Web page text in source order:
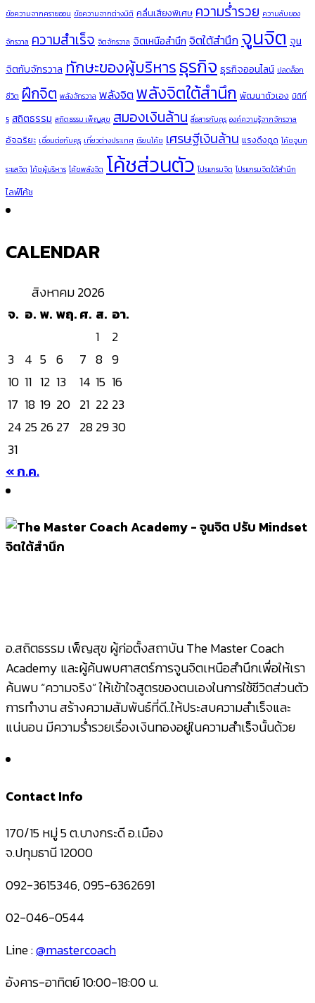
ข้อความจากครายออน ข้อความจากต่างมิติ คลื่นเสียงพิเศษ ความร่ำรวย ความลับของ
จักรวาล ความสำเร็จ จิตจักรวาล จิตเหนือสำนึก จิตใต้สำนึก จูนจิต จูน
จิตกับจักรวาล ทักษะของผู้บริหารธุรกิจ ธุรกิจออนไลน์ ปลดล็อก
ชีวิต ฝึกจิต พลังจักรวาล พลังจิต พลังจิตใต้สำนึก พัฒนาตัวเอง มิติที่
5 สถิตธรรม สถิตธรรม เพ็ญสุข สมองเงินล้าน สื่อสารกับคุรุ องค์ความรู้จากจักรวาล
อัจฉริยะ เชื่อมต่อกับคุรุ เที่ยวต่างประเทศ เรียนโค้ช เศรษฐีเงินล้าน แรงดึงดูด โค้ชจูนก
ระแสจิต โค้ชผู้บริหาร โค้ชพลังจิต โค้ชส่วนตัว โปรแกรมจิต โปรแกรมจิตใต้สำนึก
ไลฟ์โค้ช
CALENDAR
สิงหาคม 2026
จ. อ. พ. พฤ.ศ. ส. อา.
1
2
3 4 5 6 7 8 9
10 11 12 13 14 15 16
17 18 19 20 21 22 23
24 2526 27 282930
31
« ก.ค.
อ.สถิตธรรม เพ็ญสุข ผู้ก่อตั้งสถาบัน The Master Coach
Academy และผู้ค้นพบศาสตร์การจูนจิตเหนือสำนึกเพื่อให้เรา
ค้นพบ “ความจริง” ให้เข้าใจสูตรของตนเองในการใช้ชีวิตส่วนตัว
การทำงาน สร้างความสัมพันธ์ที่ดี..ให้ประสบความสำเร็จและ
แน่นอน มีความร่ำรวยเรื่องเงินทองอยู่ในความสำเร็จนั้นด้วย
Contact Info
170/15 หมู่ 5 ต.บางกระดี อ.เมือง
จ.ปทุมธานี 12000
092-3615346, 095-6362691
02-046-0544
Line :@mastercoach
อังคาร-อาทิตย์ 10:00-18:00 น.